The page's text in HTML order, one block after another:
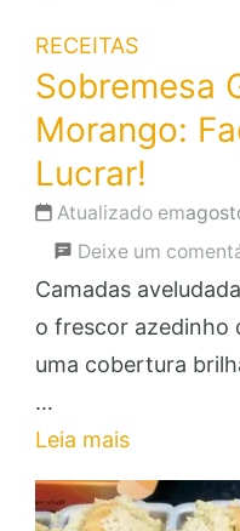
RECEITAS
Sobremesa
Morango:
Lucrar!
Atualizado em
Deixe um
Camadas
o frescor azedinho
uma cobertura
…
Leia mais